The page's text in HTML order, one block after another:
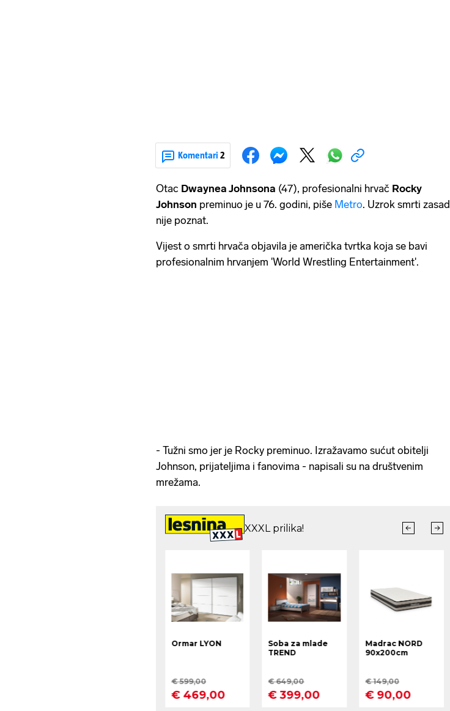
Komentari 2
Otac Dwaynea Johnsona (47), profesionalni hrvač Rocky
Johnson preminuo je u 76. godini, piše Metro. Uzrok smrti zasad
nije poznat.
Vijest o smrti hrvača objavila je američka tvrtka koja se bavi
profesionalnim hrvanjem 'World Wrestling Entertainment'.
- Tužni smo jer je Rocky preminuo. Izražavamo sućut obitelji
Johnson, prijateljima i fanovima - napisali su na društvenim
mrežama.